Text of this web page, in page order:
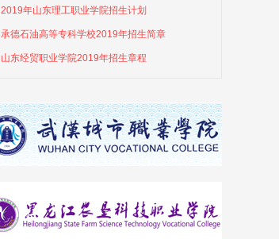
2019年山东理工职业学院招生计划
承德石油高等专科学校2019年招生简章
山东经贸职业学院2019年招生章程